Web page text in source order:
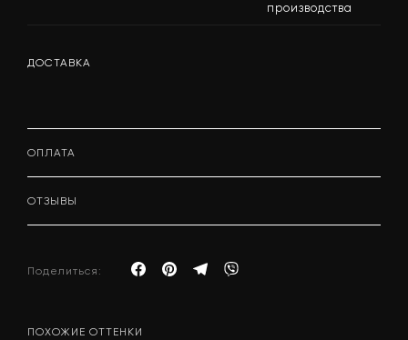
производства
ДОСТАВКА
ОПЛАТА
ОТЗЫВЫ
Поделиться:
ПОХОЖИЕ ОТТЕНКИ